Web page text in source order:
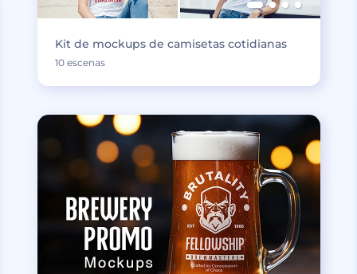
Kit de mockups de camisetas cotidianas
10 escenas